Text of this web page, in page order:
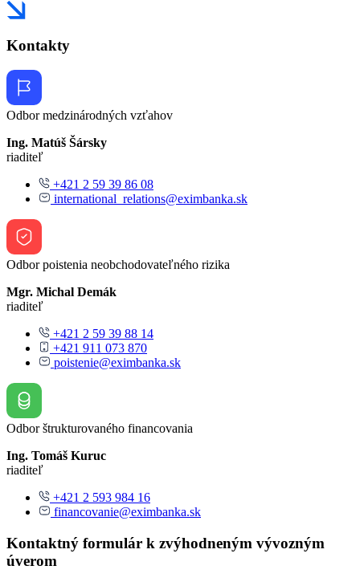
Kontakty
Odbor medzinárodných vzťahov
Ing. Matúš Šársky
riaditeľ
+421 2 59 39 86 08
international_relations@eximbanka.sk
Odbor poistenia neobchodovateľného rizika
Mgr. Michal Demák
riaditeľ
+421 2 59 39 88 14
+421 911 073 870
poistenie@eximbanka.sk
Odbor štrukturovaného financovania
Ing. Tomáš Kuruc
riaditeľ
+421 2 593 984 16
financovanie@eximbanka.sk
Kontaktný formulár k zvýhodneným vývozným
úverom